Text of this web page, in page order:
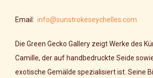
Email: info@sunstrokeseychelles.com
Die Green Gecko Gallery zeigt Werke des
Camille, der auf handbedruckte Seide
exotische Gemälde spezialisiert ist. Seine